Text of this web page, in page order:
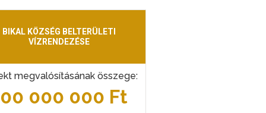
BIKAL KÖZSÉG BELTERÜLETI
VÍZRENDEZÉSE
megvalósításának összege:
000 000 Ft